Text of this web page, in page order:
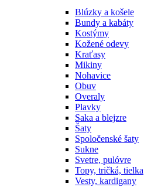
Blúzky a košele
Bundy a kabáty
Kostýmy
Kožené odevy
Kraťasy
Mikiny
Nohavice
Obuv
Overaly
Plavky
Saka a blejzre
Šaty
Spoločenské šaty
Sukne
Svetre, pulóvre
Topy, tričká, tielka
Vesty, kardigany